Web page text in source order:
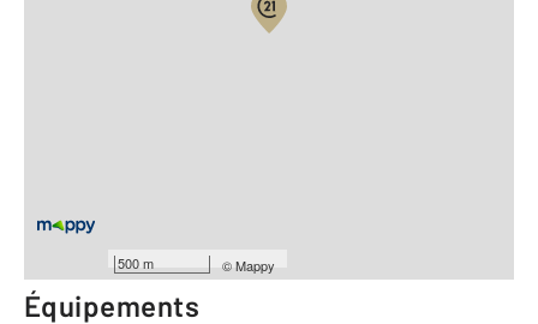
500 m ©Mappy
Nombre de pièces : 1
Équipements